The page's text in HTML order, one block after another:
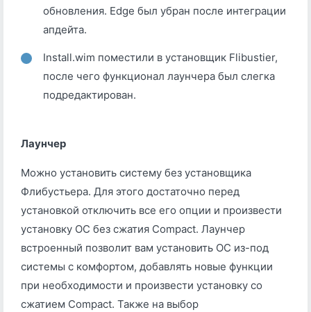
обновления. Edge был убран после интеграции
апдейта.
Install.wim поместили в установщик Flibustier,
после чего функционал лаунчера был слегка
подредактирован.
Лаунчер
Можно установить систему без установщика
Флибустьера. Для этого достаточно перед
установкой отключить все его опции и произвести
установку ОС без сжатия Compact. Лаунчер
встроенный позволит вам установить ОС из-под
системы с комфортом, добавлять новые функции
при необходимости и произвести установку со
сжатием Compact. Также на выбор